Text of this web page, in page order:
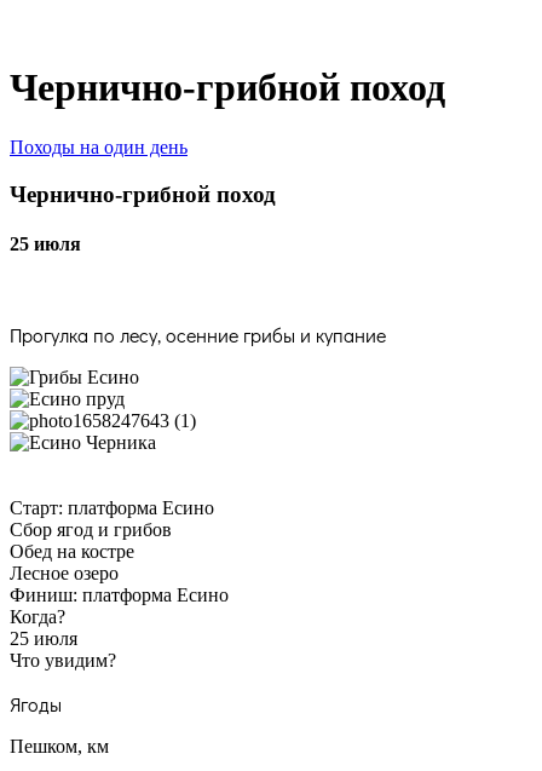
Чернично-грибной поход
Походы на один день
Чернично-грибной поход
25 июля
Прогулка по лесу, осенние грибы и купание
Старт: платформа Есино
Сбор ягод и грибов
Обед на костре
Лесное озеро
Финиш: платформа Есино
Когда?
25 июля
Что увидим?
Ягоды
Пешком, км